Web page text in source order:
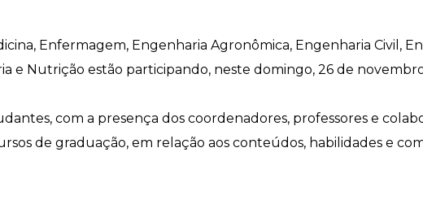
Enfermagem, Engenharia Agronômica, Engenharia Civil,
e Nutrição estão participando, neste domingo, 26 de
com a presença dos coordenadores, professores e
de graduação, em relação aos conteúdos, habilidades e